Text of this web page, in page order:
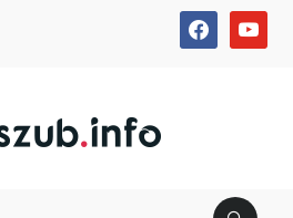
facebookyoutube